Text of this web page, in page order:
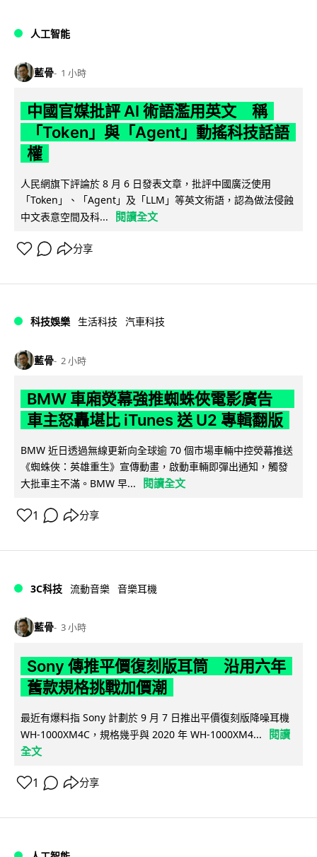
人工智能
藍骨 1 小時
中國官媒批評 AI 術語濫用英文 稱
「Token」與「Agent」動搖科技話語
權
人民網旗下評論於 8 月 6 日發表文章，批評中國廣泛使用
「Token」、「Agent」及「LLM」等英文術語，認為做法侵蝕
中文表意空間及科...
閱讀全文
分享
科技娛樂 生活科技 汽車科技
藍骨 2 小時
BMW 車廂熒幕強推蜘蛛俠電影廣告
車主怒轟堪比 iTunes 送 U2 專輯翻版
BMW 近日透過無線更新向全球逾 70 個市場車輛中控熒幕推送
《蜘蛛俠：英雄重生》宣傳動畫，啟動車輛即彈出通知，觸發
大批車主不滿。BMW 早...
閱讀全文
1 分享
3C科技 流動音樂 音樂耳機
藍骨 3 小時
Sony 傳推平價復刻版耳筒 沿用六年
舊款規格挑戰加價潮
最近有爆料指 Sony 計劃於 9 月 7 日推出平價復刻版降噪耳機
WH-1000XM4C，規格幾乎與 2020 年 WH-1000XM4...
閱讀
全文
1 分享